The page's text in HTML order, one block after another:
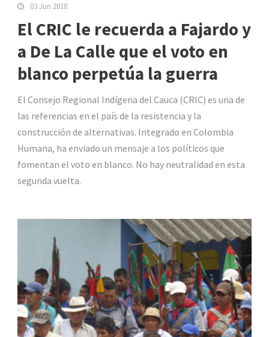
03 Jun 2018
El CRIC le recuerda a Fajardo y
a De La Calle que el voto en
blanco perpetúa la guerra
El Consejo Regional Indígena del Cauca (CRIC) es una de
las referencias en el país de la resistencia y la
construcción de alternativas. Integrado en Colombia
Humana, ha enviado un mensaje a los políticos que
fomentan el voto en blanco. No hay neutralidad en esta
segunda vuelta.